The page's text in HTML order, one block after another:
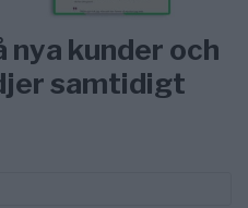
nya kunder och
samtidigt